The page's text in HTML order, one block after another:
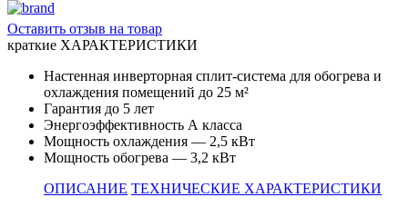
Оставить отзыв на товар
краткие ХАРАКТЕРИСТИКИ
Настенная инверторная сплит-система для обогрева и
охлаждения помещений до 25 м²
Гарантия до 5 лет
Энергоэффективность А класса
Мощность охлаждения — 2,5 кВт
Мощность обогрева — 3,2 кВт
ОПИСАНИЕ ТЕХНИЧЕСКИЕ ХАРАКТЕРИСТИКИ